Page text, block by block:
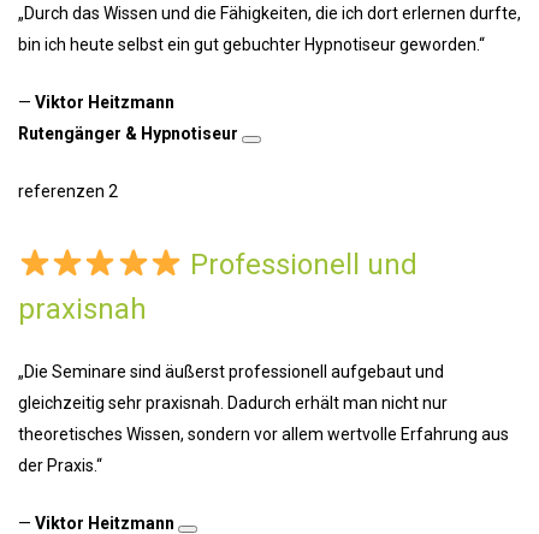
„Durch das Wissen und die Fähigkeiten, die ich dort erlernen durfte,
bin ich heute selbst ein gut gebuchter Hypnotiseur geworden.“
— Viktor Heitzmann
Rutengänger & Hypnotiseur
referenzen 2
Professionell und
praxisnah
„Die Seminare sind äußerst professionell aufgebaut und
gleichzeitig sehr praxisnah. Dadurch erhält man nicht nur
theoretisches Wissen, sondern vor allem wertvolle Erfahrung aus
der Praxis.“
— Viktor Heitzmann